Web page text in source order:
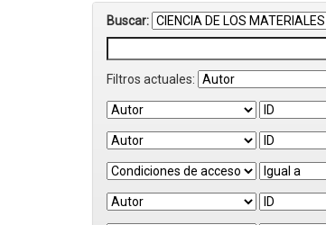
Buscar:
Filtros actuales: